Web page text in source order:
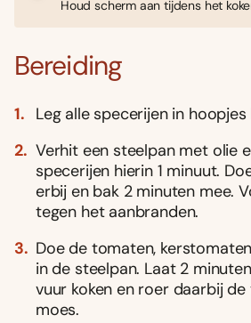
Houd scherm aan tijdens het
Bereiding
Leg alle specerijen in
Verhit een steelpan met olie
specerijen hierin 1 minuut.
erbij en bak 2 minuten mee.
tegen het aanbranden.
Doe de tomaten,
in de steelpan. Laat 2
vuur koken en roer daarbij
moes.